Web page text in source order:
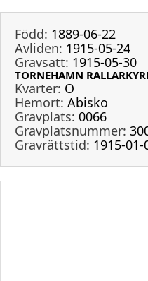
Född: 1889-06-22
Avliden: 1915-05-24
Gravsatt: 1915-05-30
TORNEHAMN
Kvarter: O
Hemort: Abisko
Gravplats: 0066
Gravplatsnummer:
Gravrättstid: 1915-01-